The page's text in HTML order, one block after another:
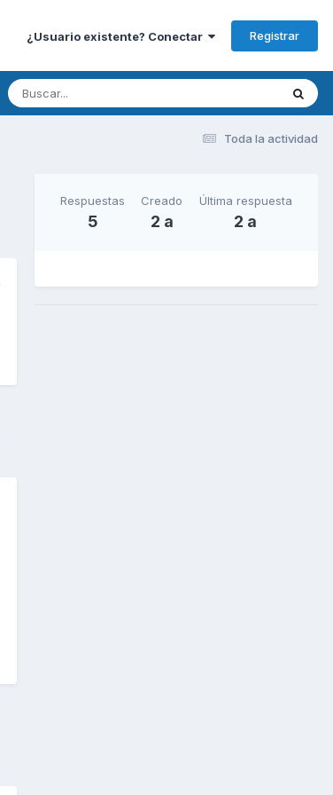
¿Usuario existente? Conectar Registrar
Toda la actividad
Respuestas
5
Creado
2 a
Última respuesta
2 a